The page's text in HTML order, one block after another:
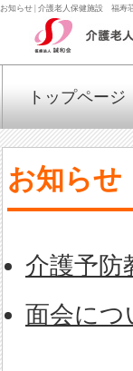
お知らせ | 介護老人保健施設 福寿
トップページ
お知らせ
介護予防
面会につ